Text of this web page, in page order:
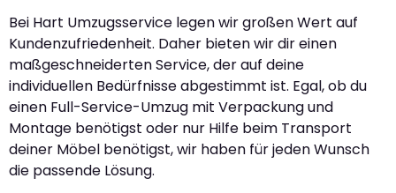
Bei Hart Umzugsservice legen wir großen Wert auf
Kundenzufriedenheit. Daher bieten wir dir einen
maßgeschneiderten Service, der auf deine
individuellen Bedürfnisse abgestimmt ist. Egal, ob du
einen Full-Service-Umzug mit Verpackung und
Montage benötigst oder nur Hilfe beim Transport
deiner Möbel benötigst, wir haben für jeden Wunsch
die passende Lösung.